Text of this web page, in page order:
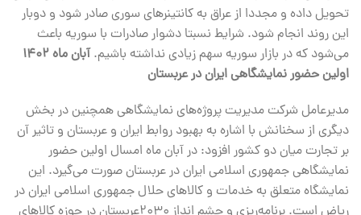
تحویل داده و مجددا از عراق به کانتینرهای سوری صادر شود و دوبار
این روند انجام شود. شرایط نسبتا دشوار صادرات با سوریه باعث
می‌شود که در بازار سوریه سهم زیادی نداشته باشیم.
آبان ماه ۱۴۰۲
اولین حضور نمایشگاهی ایران در عربستان
مدیرعامل شرکت مدیریت پروژه‌های نمایشگاهی همچنین در بخش
دیگری از سخنانش با اشاره به بهبود روابط ایران و عربستان و تاثیر آن
بر تجارت میان دو کشور افزود: در آبان ماه امسال اولین حضور
نمایشگاهی جمهوری اسلامی ایران در عربستان صورت می‌گیرد. این
نمایشگاه متعلق به خدمات و کالاهای حلال جمهوری اسلامی ایران در